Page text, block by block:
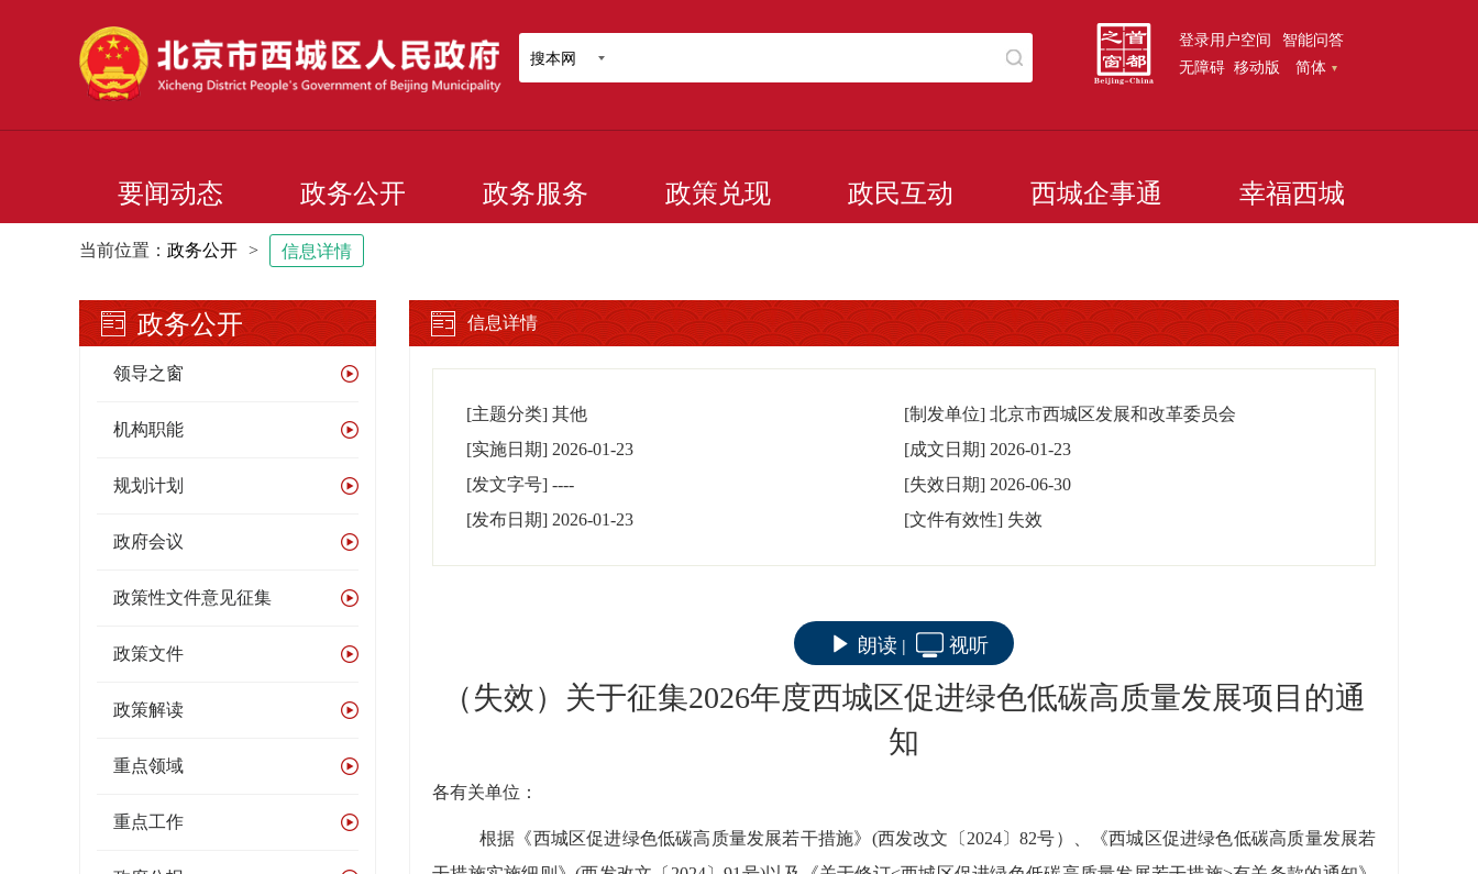
搜本网
登录用户空间 智能问答
无障碍 移动版 简体
要闻动态 政务公开 政务服务 政策兑现 政民互动 西城企事通 幸福西城
当前位置： 政务公开 > 信息详情
政务公开
领导之窗
机构职能
规划计划
政府会议
政策性文件意见征集
政策文件
政策解读
重点领域
重点工作
信息详情
[主题分类] 其他 [制发单位] 北京市西城区发展和改革委员会
[实施日期] 2026-01-23 [成文日期] 2026-01-23
[发文字号] ---- [失效日期] 2026-06-30
[发布日期] 2026-01-23 [文件有效性] 失效
朗读 | 视听
（失效）关于征集2026年度西城区促进绿色低碳高质量发展项目的通
知
各有关单位：
根据《西城区促进绿色低碳高质量发展若干措施》 (西发改文 〔 2024〕82号）、 《西城区促进绿色低碳高质量发展若